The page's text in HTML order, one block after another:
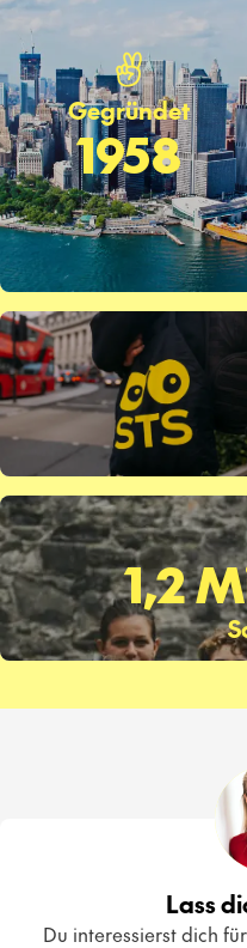
Gegründet
1958
1,2
Lass
Du interessierst dich